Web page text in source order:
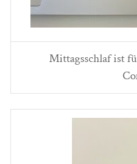
Mittagsschlaf ist